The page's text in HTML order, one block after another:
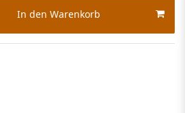
In den Warenkorb